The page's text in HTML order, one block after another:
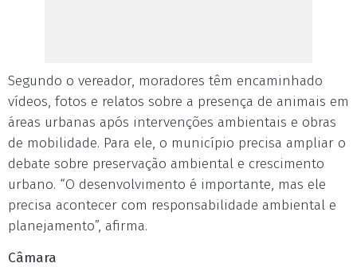
Segundo o vereador, moradores têm encaminhado
vídeos, fotos e relatos sobre a presença de animais em
áreas urbanas após intervenções ambientais e obras
de mobilidade. Para ele, o município precisa ampliar o
debate sobre preservação ambiental e crescimento
urbano. “O desenvolvimento é importante, mas ele
precisa acontecer com responsabilidade ambiental e
planejamento”, afirma.
Câmara